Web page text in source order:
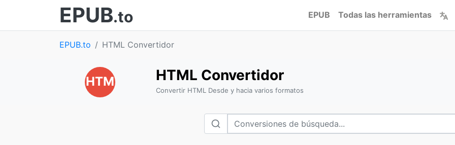
EPUB.to EPUB Todas las herramientas
EPUB.to HTML Convertidor
HTM HTML Convertidor
Convertir HTML Desde y hacia varios formatos